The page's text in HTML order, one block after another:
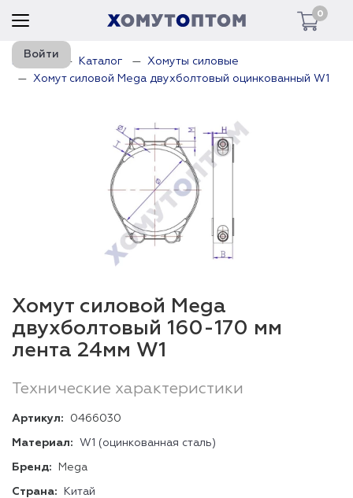
0
Войти
Главная Каталог
Хомуты силовые
Хомут силовой Mega двухболтовый оцинкованный W1
Хомут силовой Mega
двухболтовый 160-170 мм
лента 24мм W1
Технические характеристики
Артикул: 0466030
Материал: W1 (оцинкованная сталь)
Бренд: Mega
Страна: Китай